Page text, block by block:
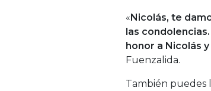
«Nicolás, te
las condolencias.
honor a Nicolás
Fuenzalida.
También puedes